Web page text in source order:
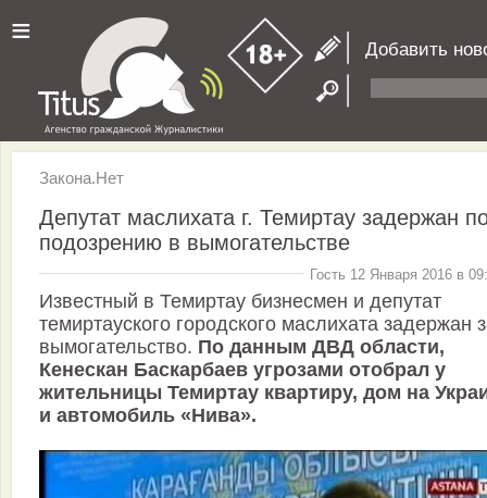
≡ Добавить
Закона.Нет
Депутат маслихата г. Темиртау задержан
подозрению в вымогательстве
Гость 12 Января 2016 в
Известный в Темиртау бизнесмен и депутат
темиртауского городского маслихата задержан
вымогательство. По данным ДВД области,
Кенескан Баскарбаев угрозами отобрал у
жительницы Темиртау квартиру, дом на
и автомобиль «Нива».